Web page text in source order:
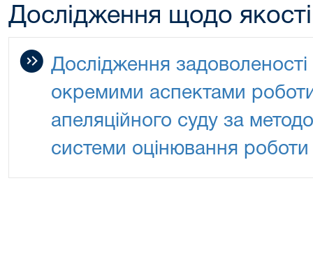
Дослідження щодо
Дослідження задоволеності
окремими аспектами
апеляційного суду за
системи оцінювання